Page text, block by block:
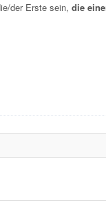
der Erste sein, die